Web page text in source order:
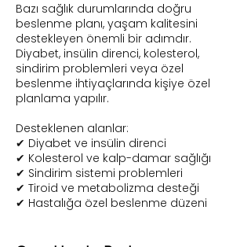
Bazı sağlık durumlarında doğru
beslenme planı, yaşam kalitesini
destekleyen önemli bir adımdır.
Diyabet, insülin direnci, kolesterol,
sindirim problemleri veya özel
beslenme ihtiyaçlarında kişiye özel
planlama yapılır.
Desteklenen alanlar:
✔ Diyabet ve insülin direnci
✔ Kolesterol ve kalp-damar sağlığı
✔ Sindirim sistemi problemleri
✔ Tiroid ve metabolizma desteği
✔ Hastalığa özel beslenme düzeni